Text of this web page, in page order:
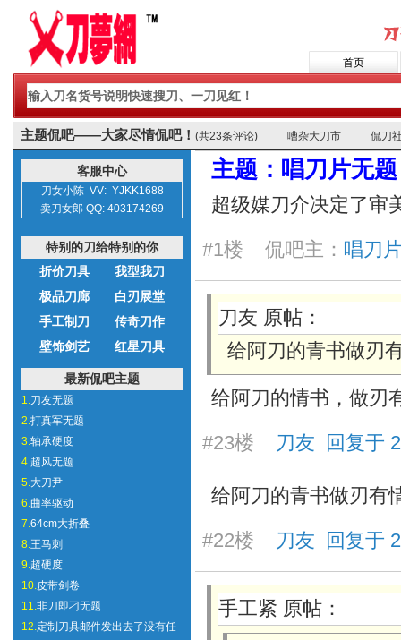
首页
主题侃吧——大家尽情侃吧！ (共23条评论) 嘈杂大刀市 侃刀
客服中心
刀女小陈 VV: YJKK1688
卖刀女郎 QQ: 403174269
特别的刀给特别的你
折价刀具
我型我刀
极品刀廊
白刃展堂
手工制刀
传奇刀作
壁饰剑艺
红星刀具
最新侃吧主题
1.刀友无题
2.打真军无题
3.轴承硬度
4.超风无题
5.大刀尹
6.曲率驱动
7.64cm大折叠
8.王马刺
9.超硬度
10.皮带剑卷
11.非刀即刁无题
12.定制刀具邮件发出去了没有任
主题：唱刀片无题
超级媒刀介决定了审
#1楼 侃吧主： 唱刀
刀友 原帖：
给阿刀的青书做刃
给阿刀的情书，做刃
#23楼 刀友 回复于
给阿刀的青书做刃有
#22楼 刀友 回复于
手工紧 原帖：